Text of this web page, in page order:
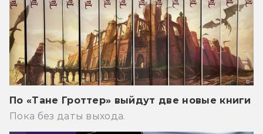
По «Тане Гроттер» выйдут две новые книги
Пока без даты выхода.